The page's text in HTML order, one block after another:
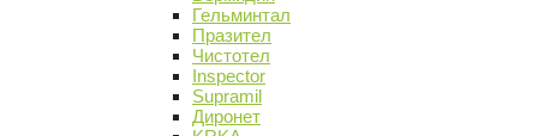
Гельминтал
Празител
Чистотел
Inspector
Supramil
Диронет